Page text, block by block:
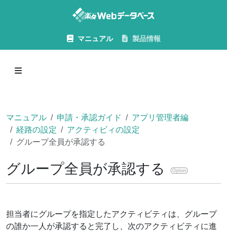
マニュアル 製品情報
マニュアル 申請・承認ガイド
アプリ管理者編
経路の設定
アクティビィの設定
グループ全員が承認する
グループ全員が承認する Option
担当者にグループを指定したアクティビティは、グループ
の誰か一人が承認すると完了し、次のアクティビティに進